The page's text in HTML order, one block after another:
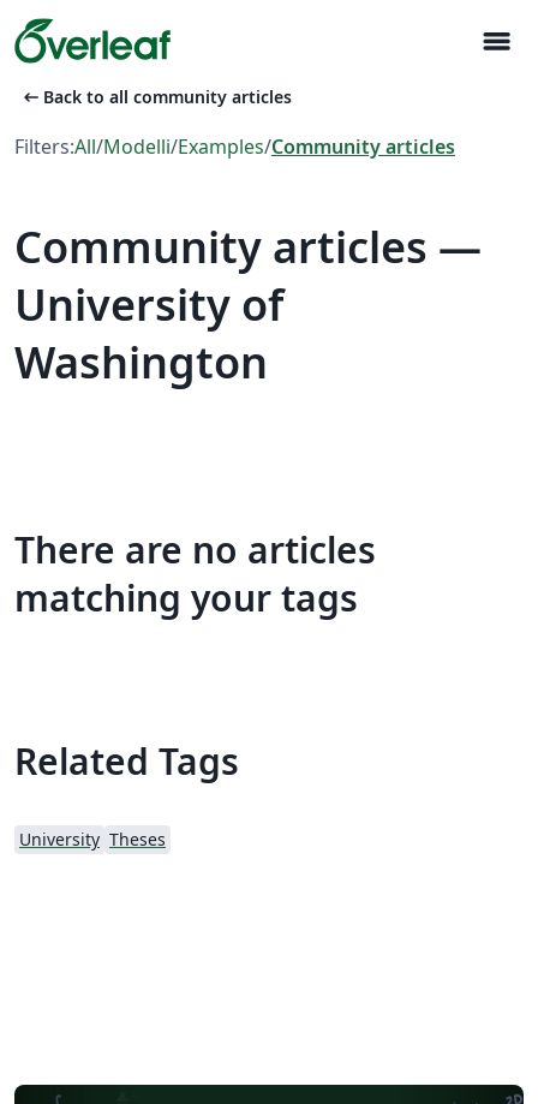
menu
arrow_left_alt Back to all community articles
Filters:All/Modelli/Examples/Community articles
Community articles —
University of
Washington
There are no articles
matching your tags
Related Tags
University Theses